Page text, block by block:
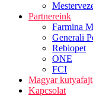
Partnereink
Farmina
Generali
Rebiopet
ONE
FCI
Magyar
Kapcsolat